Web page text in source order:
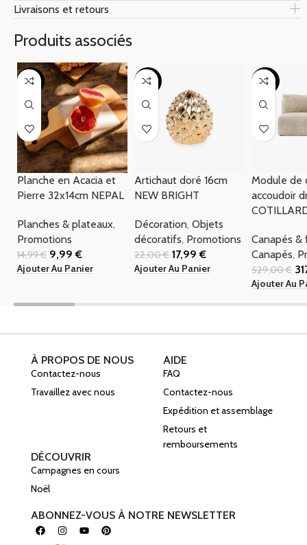
Livraisons et retours
Produits associés
-33%
Planche en Acacia et
Pierre 32x14cm NEPAL
Planches & plateaux,
Promotions
14,99€ 9,99€
Ajouter Au Panier
-18%
Artichaut doré 16cm
NEW BRIGHT
Décoration,Objets
décoratifs, Promotions
22,00€ 17,99€
Ajouter Au Panier
-40%
Module de
accoudoir
Canapés &
Canapés,
529,00€
Ajouter Au
À PROPOS DE NOUS
Contactez-nous
Travaillez avec nous
AIDE
FAQ
Contactez-nous
Expédition et assemblage
Retours et
remboursements
DÉCOUVRIR
Campagnes en cours
Noël
ABONNEZ-VOUS À NOTRE NEWSLETTER